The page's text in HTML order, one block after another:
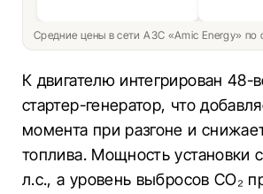
Средние цены в сети АЗС «Amic Energy» по
К двигателю интегрирован 48-
стартер-генератор, что
момента при разгоне и
топлива. Мощность установки
л.с., а уровень выбросов CO₂